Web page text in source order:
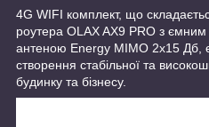
4G WIFI комплект, що
роутера OLAX AX9 PRO з
антеною Energy MIMO 2x15 Дб,
створення стабільної та
будинку та бізнесу.